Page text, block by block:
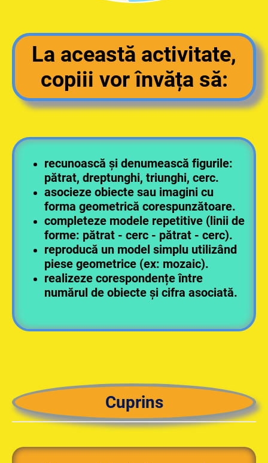
La această activitate,
copiii vor învăța să:
recunoască și denumească figurile:
pătrat, dreptunghi, triunghi, cerc.
asocieze obiecte sau imagini cu
forma geometrică corespunzătoare.
completeze modele repetitive (linii de
forme: pătrat - cerc - pătrat - cerc).
reproducă un model simplu utilizând
piese geometrice (ex: mozaic).
realizeze corespondențe între
numărul de obiecte și cifra asociată.
Cuprins